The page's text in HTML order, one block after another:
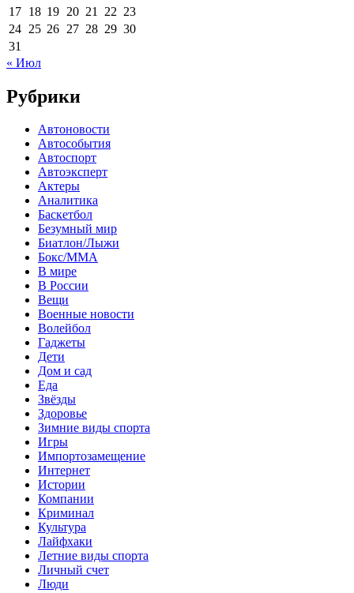
17 18 19 20 21 22 23
24 25 26 27 28 29 30
31
« Июл
Рубрики
Автоновости
Автособытия
Автоспорт
Автоэксперт
Актеры
Аналитика
Баскетбол
Безумный мир
Биатлон/Лыжи
Бокс/MMA
В мире
В России
Вещи
Военные новости
Волейбол
Гаджеты
Дети
Дом и сад
Еда
Звёзды
Здоровье
Зимние виды спорта
Игры
Импортозамещение
Интернет
Истории
Компании
Криминал
Культура
Лайфхаки
Летние виды спорта
Личный счет
Люди